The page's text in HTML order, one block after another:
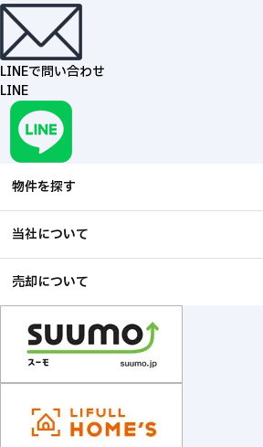
LINEで問い合わせ
LINE
物件を探す
当社について
売却について